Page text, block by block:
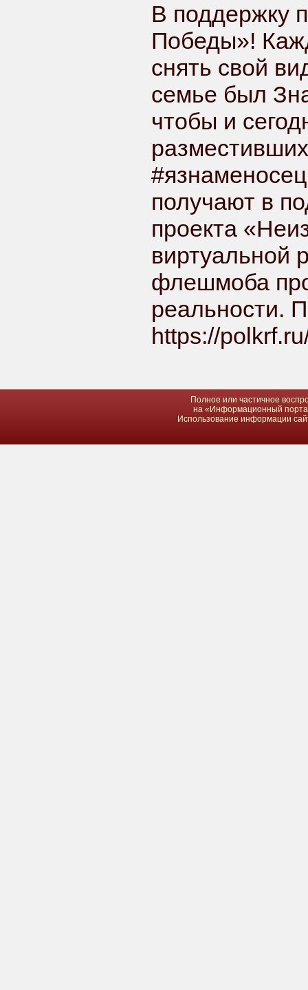
В поддержку
Победы»!
снять свой
семье был
чтобы и
получают в
проекта
виртуальной
флешмоба
реальности.
https://
Полное или частичное
на «Информационный
Использование информации